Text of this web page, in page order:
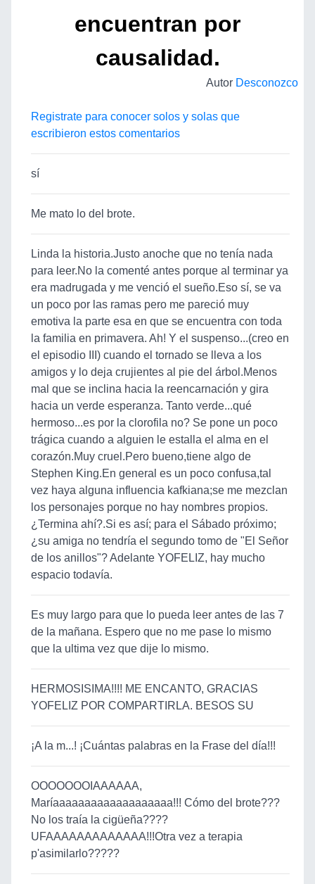
encuentran por
causalidad.
Autor Desconozco
Registrate para conocer solos y solas que
escribieron estos comentarios
sí
Me mato lo del brote.
Linda la historia.Justo anoche que no tenía nada
para leer.No la comenté antes porque al terminar ya
era madrugada y me venció el sueño.Eso sí, se va
un poco por las ramas pero me pareció muy
emotiva la parte esa en que se encuentra con toda
la familia en primavera. Ah! Y el suspenso...(creo en
el episodio III) cuando el tornado se lleva a los
amigos y lo deja crujientes al pie del árbol.Menos
mal que se inclina hacia la reencarnación y gira
hacia un verde esperanza. Tanto verde...qué
hermoso...es por la clorofila no? Se pone un poco
trágica cuando a alguien le estalla el alma en el
corazón.Muy cruel.Pero bueno,tiene algo de
Stephen King.En general es un poco confusa,tal
vez haya alguna influencia kafkiana;se me mezclan
los personajes porque no hay nombres propios.
¿Termina ahí?.Si es así; para el Sábado próximo;
¿su amiga no tendría el segundo tomo de "El Señor
de los anillos"? Adelante YOFELIZ, hay mucho
espacio todavía.
Es muy largo para que lo pueda leer antes de las 7
de la mañana. Espero que no me pase lo mismo
que la ultima vez que dije lo mismo.
HERMOSISIMA!!!! ME ENCANTO, GRACIAS
YOFELIZ POR COMPARTIRLA. BESOS SU
¡A la m...! ¡Cuántas palabras en la Frase del día!!!
OOOOOOOIAAAAAA,
Maríaaaaaaaaaaaaaaaaaaa!!! Cómo del brote???
No los traía la cigüeña????
UFAAAAAAAAAAAAA!!!Otra vez a terapia
p'asimilarlo?????